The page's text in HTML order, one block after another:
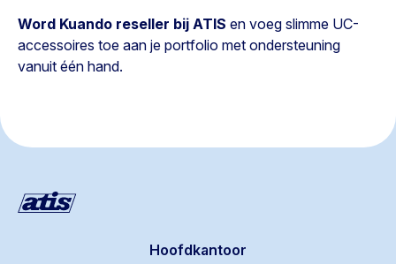
Word Kuando reseller bij ATIS en voeg slimme UC-
accessoires toe aan je portfolio met ondersteuning
vanuit één hand.
Hoofdkantoor